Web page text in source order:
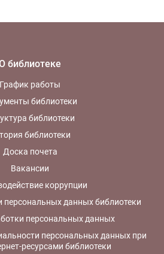
библиотеке
График работы
библиотеки
библиотеки
библиотеки
Доска почета
Вакансии
коррупции
персональных данных библиотеки
персональных данных
персональных данных при
ресурсами библиотеки